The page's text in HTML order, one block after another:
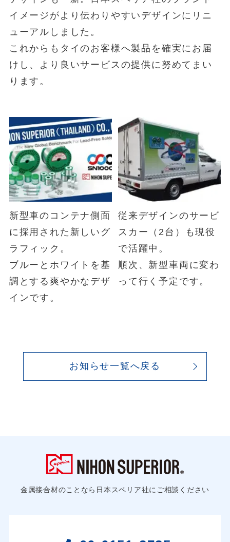
イメージがより伝わりやすいデザインにリニ
ューアルしました。
これからもタイのお客様へ製品を確実にお届
けし、より良いサービスの提供に努めてまい
ります。
新型車のコンテナ側面
に採用された新しいグ
ラフィック。
ブルーとホワイトを基
調とする爽やかなデザ
インです。
従来デザインのサービ
スカー（2台）も現役
で活躍中。
順次、新型車両に変わ
って行く予定です。
お知らせ一覧へ戻る
金属接合材のことなら日本スペリア社にご相談ください